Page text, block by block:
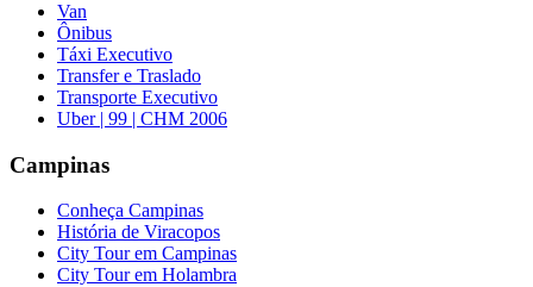
Van
Ônibus
Táxi Executivo
Transfer e Traslado
Transporte Executivo
Uber | 99 | CHM 2006
Campinas
Conheça Campinas
História de Viracopos
City Tour em Campinas
City Tour em Holambra